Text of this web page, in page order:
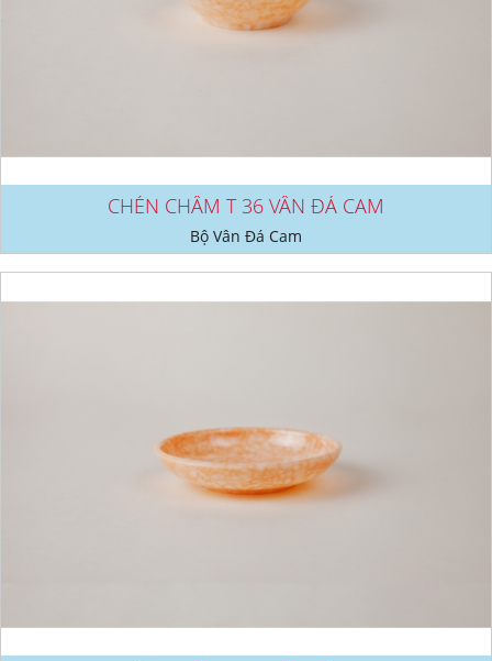
CHÉN CHẤM T 36 VÂN ĐÁ CAM
Bộ Vân Đá Cam